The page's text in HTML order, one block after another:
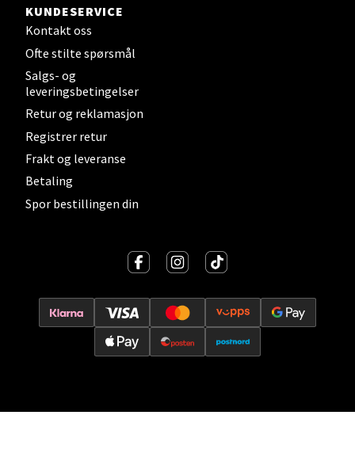
KUNDESERVICE
Kontakt oss
Ofte stilte spørsmål
Salgs- og
leveringsbetingelser
Retur og reklamasjon
Registrer retur
Frakt og leveranse
Betaling
Spor bestillingen din
Oslo - Thon Senter Storo
Åpent i dag 10-21
0 i butikk
Lillehammer - Strandtorget
Strandtorget, 2609 Lillehammer
Åpent i dag 09-20
Velg